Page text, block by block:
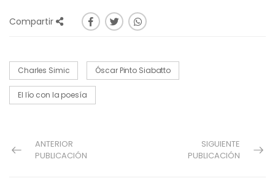
Compartir
Charles Simic Óscar Pinto Siabatto
El lío con la poesía
ANTERIOR
PUBLICACIÓN
SIGUIENTE
PUBLICACIÓN